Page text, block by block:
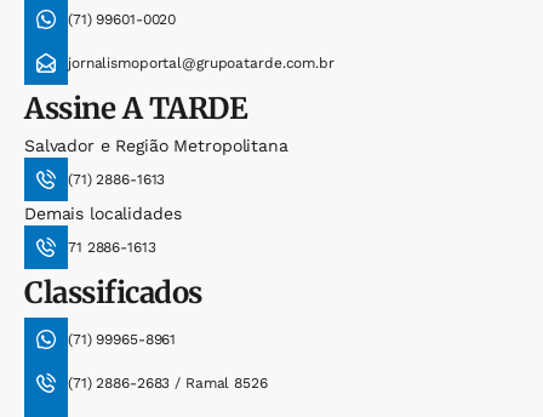
(71) 99601-0020
jornalismoportal@grupoatarde.com.br
AssineA TARDE
Salvador e Região Metropolitana
(71) 2886-1613
Demais localidades
71 2886-1613
Classificados
(71) 99965-8961
(71) 2886-2683 / Ramal 8526